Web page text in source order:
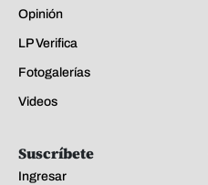
Opinión
LP Verifica
Fotogalerías
Videos
Suscríbete
Ingresar